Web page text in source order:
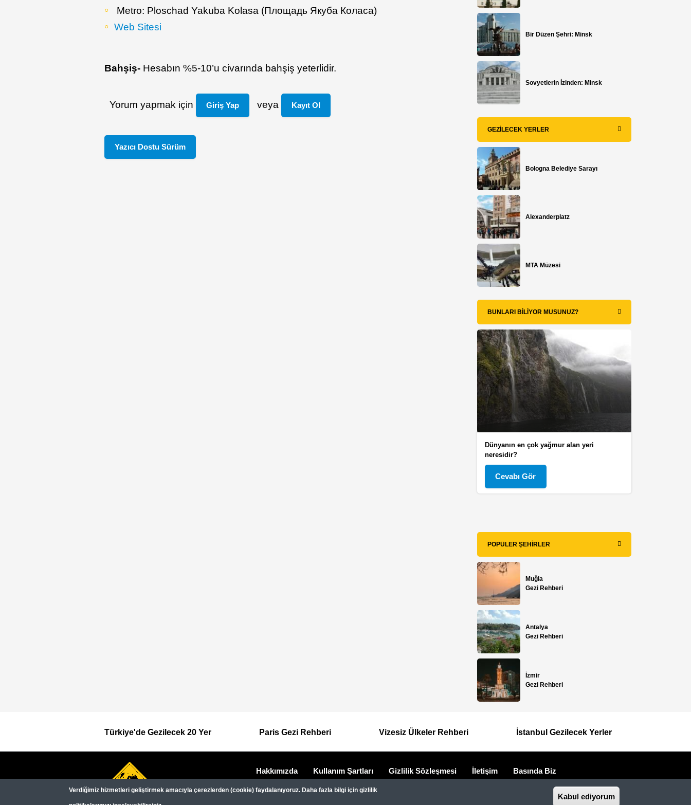
Metro: Ploschad Yakuba Kolasa (Площадь Якуба Коласа)
Web Sitesi
Bahşiş- Hesabın %5-10’u civarında bahşiş yeterlidir.
Yorum yapmak için Giriş Yap veya Kayıt Ol
Yazıcı Dostu Sürüm
Bir Düzen Şehri: Minsk
Sovyetlerin İzinden: Minsk
GEZILECEK YERLER
Bologna Belediye Sarayı
Alexanderplatz
MTA Müzesi
BUNLARI BILIYOR MUSUNUZ?
Dünyanın en çok yağmur alan yeri
neresidir?
Cevabı Gör
POPÜLER ŞEHIRLER
Muğla
Gezi Rehberi
Antalya
Gezi Rehberi
İzmir
Gezi Rehberi
Footer
Top
Menu
Türkiye'de Gezilecek 20 Yer Paris Gezi Rehberi Vizesiz Ülkeler Rehberi İstanbul Gezilecek Yerler
Dipnot
Hakkımızda Kullanım Şartları Gizlilik Sözleşmesi İletişim Basında Biz
Gezimanya Turizm, TÜRSAB'a kayıtlı bir seyahat acentasıdır.
Verdiğimiz hizmetleri geliştirmek amacıyla çerezlerden (cookie) faydalanıyoruz. Daha fazla bilgi için gizlilik
Kabul ediyorum